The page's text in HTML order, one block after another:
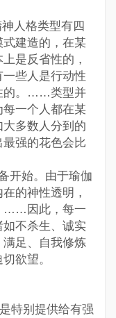
人格类型有四
建造的，在某
是反省性的，
些人是行动性
的。……类型并
一个人都在某
多数人分到的
强的花色会比
始。由于瑜伽
的神性透明，
……因此，每一
不杀生、诚实
足、自我修炼
欲望。
特别提供给有强